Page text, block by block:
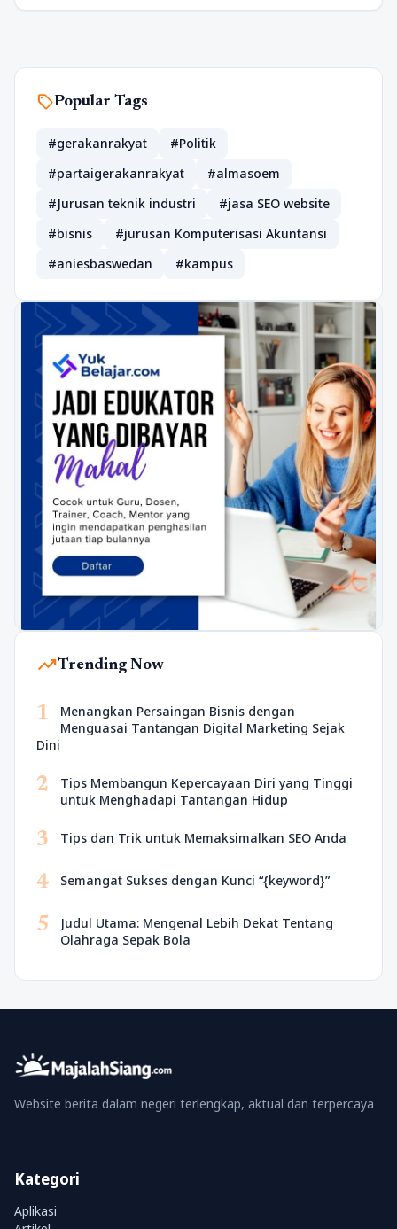
sellPopular Tags
#gerakanrakyat
#Politik
#partaigerakanrakyat
#almasoem
#Jurusan teknik industri
#jasa SEO website
#bisnis
#jurusan Komputerisasi Akuntansi
#aniesbaswedan
#kampus
trending_upTrending Now
1
Menangkan Persaingan Bisnis dengan
Menguasai Tantangan Digital Marketing Sejak
Dini
2
Tips Membangun Kepercayaan Diri yang Tinggi
untuk Menghadapi Tantangan Hidup
3 Tips dan Trik untuk Memaksimalkan SEO Anda
4 Semangat Sukses dengan Kunci “{keyword}”
5
Judul Utama: Mengenal Lebih Dekat Tentang
Olahraga Sepak Bola
Website berita dalam negeri terlengkap, aktual dan terpercaya
Kategori
Aplikasi